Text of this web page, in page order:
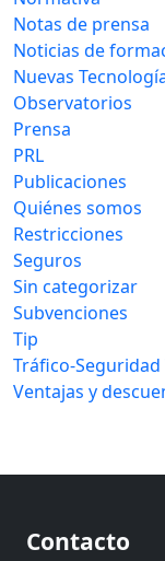
Notas de prensa
Noticias de
Nuevas
Observatorios
Prensa
PRL
Publicaciones
Quiénes somos
Restricciones
Seguros
Sin categorizar
Subvenciones
Tip
Tráfico-Seguridad
Ventajas y
Contacto